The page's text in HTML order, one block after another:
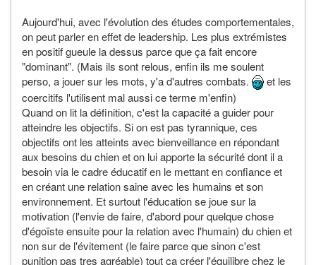
Aujourd'hui, avec l'évolution des études comportementales,
on peut parler en effet de leadership. Les plus extrémistes
en positif gueule la dessus parce que ça fait encore
"dominant". (Mais ils sont relous, enfin ils me soulent
perso, a jouer sur les mots, y'a d'autres combats.
et les
coercitifs l'utilisent mal aussi ce terme m'enfin)
Quand on lit la définition, c'est la capacité a guider pour
atteindre les objectifs. Si on est pas tyrannique, ces
objectifs ont les atteints avec bienveillance en répondant
aux besoins du chien et on lui apporte la sécurité dont il a
besoin via le cadre éducatif en le mettant en confiance et
en créant une relation saine avec les humains et son
environnement. Et surtout l'éducation se joue sur la
motivation (l'envie de faire, d'abord pour quelque chose
d'égoïste ensuite pour la relation avec l'humain) du chien et
non sur de l'évitement (le faire parce que sinon c'est
punition pas tres agréable) tout ça créer l'équilibre chez le